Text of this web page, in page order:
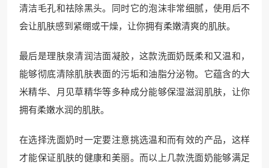
清洁毛孔和祛除黑头。同时它的泡沫非常细腻，使用后不
会让肌肤感到紧绷或干燥，让你拥有柔嫩清爽的肌肤。
最后是理肤泉清润洁面凝胶，这款洗面奶既柔和又温和，
能够彻底清除肌肤表面的污垢和油脂分泌物。它蕴含的大
米精华、月见草精华等多种成分能够保湿滋润肌肤，让你
拥有柔嫩水润的肌肤。
在选择洗面奶时一定要注意挑选温和而有效的产品，这样
才能保证肌肤的健康和美丽。而以上几款洗面奶能够满足